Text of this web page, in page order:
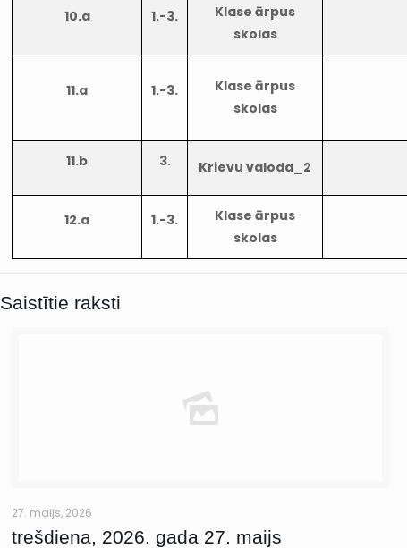
10.a 1.-3.
Klase ārpus
skolas
11.a 1.-3.
Klase ārpus
skolas
11.b 3. Krievu valoda_2
12.a 1.-3.
Klase ārpus
skolas
Saistītie raksti
27. maijs, 2026
trešdiena, 2026. gada 27. maijs